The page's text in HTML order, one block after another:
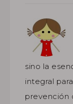
sino la
integral
prevención